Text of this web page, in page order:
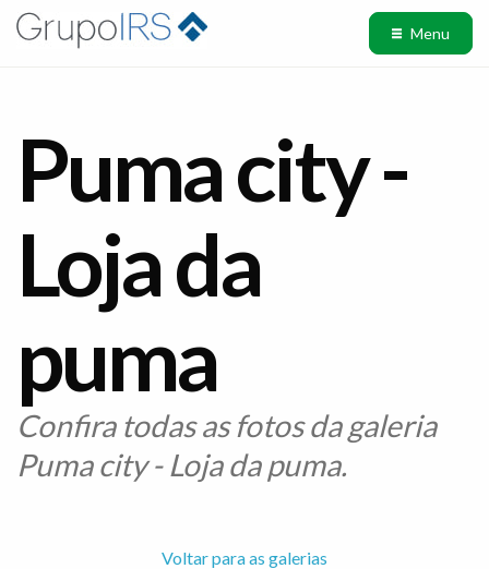
Menu
Puma city -
Loja da
puma
Confira todas as fotos da galeria
Puma city - Loja da puma.
Voltar para as galerias